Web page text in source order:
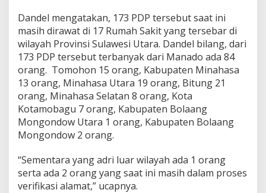
i
P
e
n
g
a
w
s
a
n
,
M
e
n
i
Dandel mengatakan, 173 PDP tersebut saat ini
masih dirawat di 17 Rumah Sakit yang tersebar di
wilayah Provinsi Sulawesi Utara. Dandel bilang, dari
173 PDP tersebut terbanyak dari Manado ada 84
orang. Tomohon 15 orang, Kabupaten Minahasa
13 orang, Minahasa Utara 19 orang, Bitung 21
orang, Minahasa Selatan 8 orang, Kota
Kotamobagu 7 orang, Kabupaten Bolaang
Mongondow Utara 1 orang, Kabupaten Bolaang
Mongondow 2 orang.
“Sementara yang adri luar wilayah ada 1 orang
serta ada 2 orang yang saat ini masih dalam proses
verifikasi alamat,” ucapnya.